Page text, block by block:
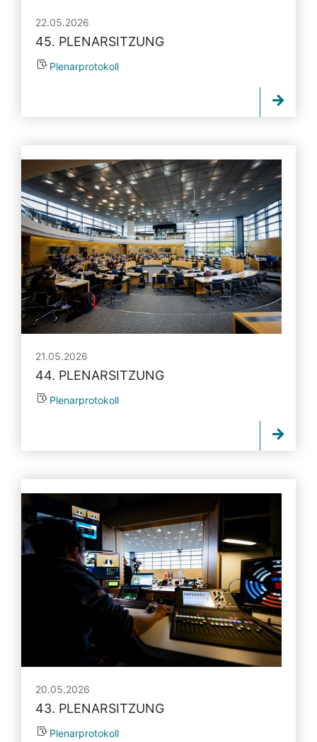
22.05.2026
45. PLENARSITZUNG
Plenarprotokoll
21.05.2026
44. PLENARSITZUNG
Plenarprotokoll
20.05.2026
43. PLENARSITZUNG
Plenarprotokoll